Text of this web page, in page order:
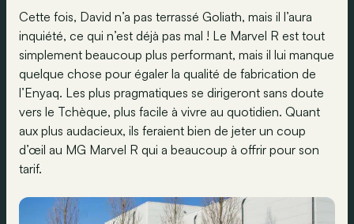
Cette fois, David n’a pas terrassé Goliath, mais il l’aura
inquiété, ce qui n’est déjà pas mal ! Le Marvel R est tout
simplement beaucoup plus performant, mais il lui manque
quelque chose pour égaler la qualité de fabrication de
l’Enyaq. Les plus pragmatiques se dirigeront sans doute
vers le Tchèque, plus facile à vivre au quotidien. Quant
aux plus audacieux, ils feraient bien de jeter un coup
d’œil au MG Marvel R qui a beaucoup à offrir pour son
tarif.